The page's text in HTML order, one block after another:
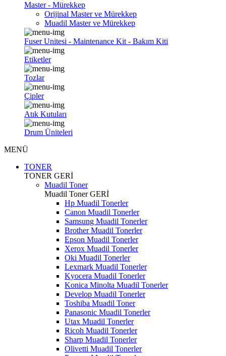
Master - Mürekkep
Orijinal Master ve Mürekkep
Muadil Master ve Mürekkep
Fuser Unitesi - Maintenance Kit - Bakım Kiti
Etiketler
Tozlar
Çipler
Atık Kutuları
Drum Üniteleri
MENÜ
TONER
TONER GERİ
Muadil Toner
Muadil TonerGERİ
Hp Muadil Tonerler
Canon Muadil Tonerler
Samsung Muadil Tonerler
Brother Muadil Tonerler
Epson Muadil Tonerler
Xerox Muadil Tonerler
Oki Muadil Tonerler
Lexmark Muadil Tonerler
Kyocera Muadil Tonerler
Konica Minolta Muadil Tonerler
Develop Muadil Tonerler
Toshiba Muadil Toner
Panasonic Muadil Tonerler
Utax Muadil Tonerler
Ricoh Muadil Tonerler
Sharp Muadil Tonerler
Olivetti Muadil Tonerler